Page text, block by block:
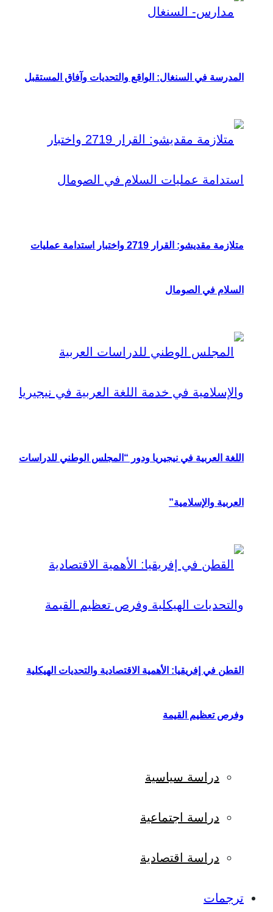
المدرسة في السنغال: الواقع والتحديات وآفاق المستقبل
متلازمة مقديشو: القرار 2719 واختبار استدامة عمليات
السلام في الصومال
اللغة العربية في نيجيريا ودور “المجلس الوطني للدراسات
العربية والإسلامية”
القطن في إفريقيا: الأهمية الاقتصادية والتحديات الهيكلية
وفرص تعظيم القيمة
دراسة سياسية
دراسة اجتماعية
دراسة اقتصادية
ترجمات